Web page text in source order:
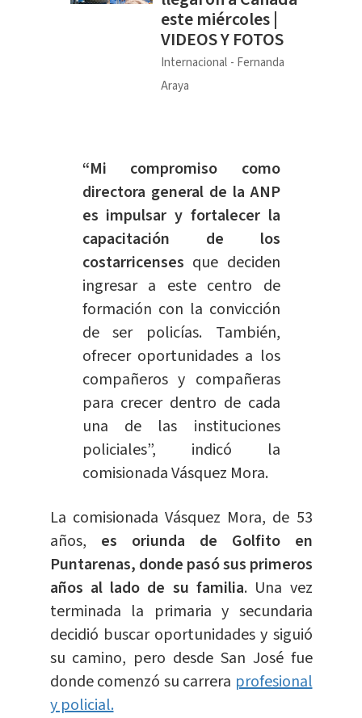
este miércoles |
VIDEOS Y FOTOS
Internacional
Fernanda
Araya
“Mi compromiso como
directora general de la ANP
es impulsar y fortalecer la
capacitación de los
costarricenses que deciden
ingresar a este centro de
formación con la convicción
de ser policías. También,
ofrecer oportunidades a los
compañeros y compañeras
para crecer dentro de cada
una de las instituciones
policiales”, indicó la
comisionada Vásquez Mora.
La comisionada Vásquez Mora, de 53
años, es oriunda de Golfito en
Puntarenas, donde pasó sus primeros
años al lado de su familia. Una vez
terminada la primaria y secundaria
decidió buscar oportunidades y siguió
su camino, pero desde San José fue
donde comenzó su carrera profesional
y policial.